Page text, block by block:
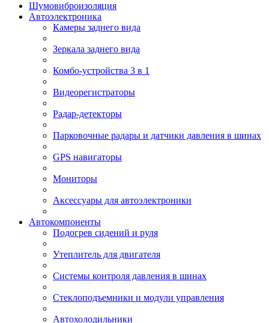
Шумовиброизоляция
Автоэлектроника
Камеры заднего вида
Зеркала заднего вида
Комбо-устройства 3 в 1
Видеорегистраторы
Радар-детекторы
Парковочные радары и датчики давления в шинах
GPS навигаторы
Мониторы
Аксессуары для автоэлектроники
Автокомпоненты
Подогрев сидений и руля
Утеплитель для двигателя
Системы контроля давления в шинах
Стеклоподъемники и модули управления
Автохолодильники